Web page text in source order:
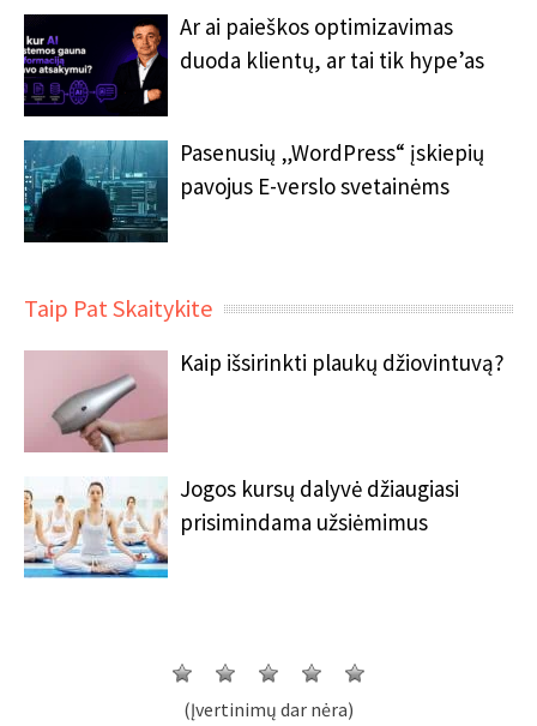
Ar ai paieškos optimizavimas
duoda klientų, ar tai tik hype’as
Pasenusių „WordPress“ įskiepių
pavojus E-verslo svetainėms
Taip Pat Skaitykite
Kaip išsirinkti plaukų džiovintuvą?
Jogos kursų dalyvė džiaugiasi
prisimindama užsiėmimus
(Įvertinimų dar nėra)